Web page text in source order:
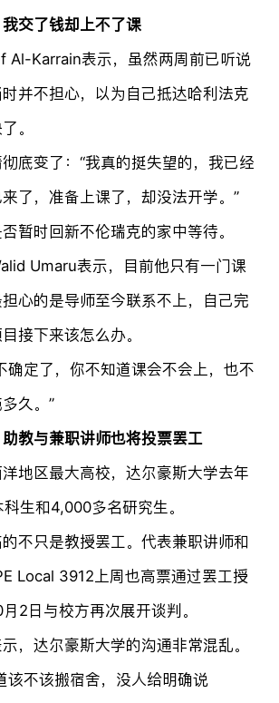
交了钱却上不了课
Al-Karrain表示，虽然两周前已听说
并不担心，以为自己抵达哈利法克
。
底变了：“我真的挺失望的，我已经
了，准备上课了，却没法开学。”
暂时回新不伦瑞克的家中等待。
Umaru表示，目前他只有一门课
心的是导师至今联系不上，自己完
接下来该怎么办。
确定了，你不知道课会不会上，也不
久。”
教与兼职讲师也将投票罢工
地区最大高校，达尔豪斯大学去年
生和4,000多名研究生。
不只是教授罢工。代表兼职讲师和
Local 3912上周也高票通过罢工授
2日与校方再次展开谈判。
，达尔豪斯大学的沟通非常混乱。
该不该搬宿舍，没人给明确说